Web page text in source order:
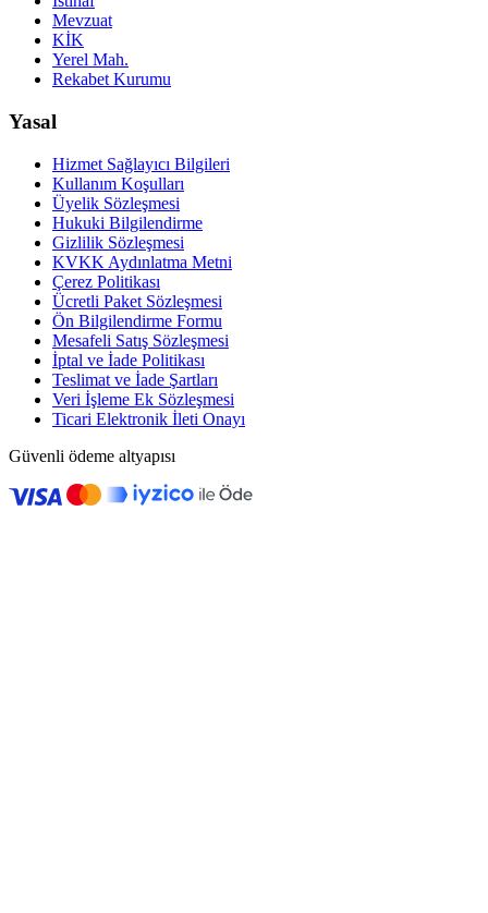
Mevzuat
KİK
Yerel Mah.
Rekabet Kurumu
Yasal
Hizmet Sağlayıcı Bilgileri
Kullanım Koşulları
Üyelik Sözleşmesi
Hukuki Bilgilendirme
Gizlilik Sözleşmesi
KVKK Aydınlatma Metni
Çerez Politikası
Ücretli Paket Sözleşmesi
Ön Bilgilendirme Formu
Mesafeli Satış Sözleşmesi
İptal ve İade Politikası
Teslimat ve İade Şartları
Veri İşleme Ek Sözleşmesi
Ticari Elektronik İleti Onayı
Güvenli ödeme altyapısı